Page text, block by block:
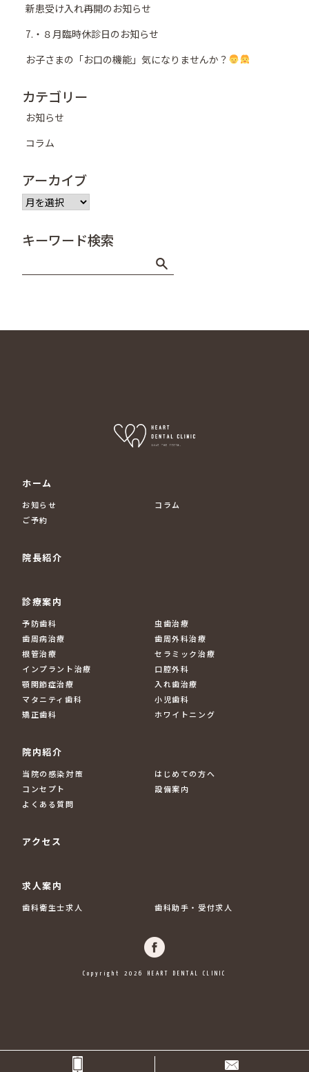
新患受け入れ再開のお知らせ
7.・８月臨時休診日のお知らせ
お子さまの「お口の機能」気になりませんか？
カテゴリー
お知らせ
コラム
アーカイブ
ア
ー
イ
キーワード検索
ホーム
お知らせ
コラム
ご予約
院長紹介
診療案内
予防歯科
虫歯治療
歯周病治療
歯周外科治療
根管治療
セラミック治療
インプラント治療
口腔外科
顎関節症治療
入れ歯治療
マタニティ歯科
小児歯科
矯正歯科
ホワイトニング
院内紹介
当院の感染対策
はじめての方へ
コンセプト
設備案内
よくある質問
アクセス
求人案内
歯科衛生士求人 歯科助手・受付求人
Copyright 2026 HEART DENTAL CLINIC